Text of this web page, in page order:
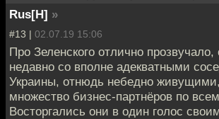
Rus[H] »
#13 | 02.07.19 15:06
Про Зеленского отлично
недавно со вполне адекватными
Украины, отнюдь небедно
множество бизнес-партнёров по
Восторгались они в один голос